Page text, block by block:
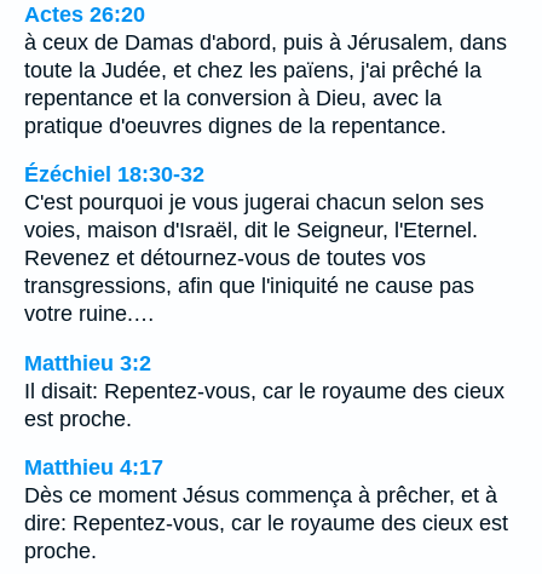
Actes 26:20
à ceux de Damas d'abord, puis à Jérusalem, dans
toute la Judée, et chez les païens, j'ai prêché la
repentance et la conversion à Dieu, avec la
pratique d'oeuvres dignes de la repentance.
Ézéchiel 18:30-32
C'est pourquoi je vous jugerai chacun selon ses
voies, maison d'Israël, dit le Seigneur, l'Eternel.
Revenez et détournez-vous de toutes vos
transgressions, afin que l'iniquité ne cause pas
votre ruine.…
Matthieu 3:2
Il disait: Repentez-vous, car le royaume des cieux
est proche.
Matthieu 4:17
Dès ce moment Jésus commença à prêcher, et à
dire: Repentez-vous, car le royaume des cieux est
proche.